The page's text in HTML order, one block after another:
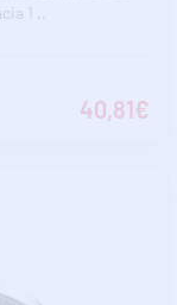
1 ..
40,81€